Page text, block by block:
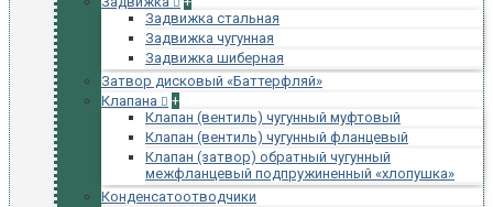
Задвижка стальная
Задвижка чугунная
Задвижка шиберная
Затвор дисковый «Баттерфляй»
Клапана
+
Клапан (вентиль) чугунный муфтовый
Клапан (вентиль) чугунный фланцевый
Клапан (затвор) обратный чугунный
межфланцевый подпружиненный «хлопушка»
Конденсатоотводчики